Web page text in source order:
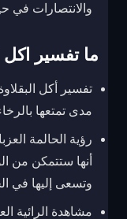
والانتصارات في
ما تفسير اكل
تفسير أكل
مدى تمتعها
رؤية الحالمة
أنها ستتمكن من
وتسعى إليها في
مشاهدة الرائية